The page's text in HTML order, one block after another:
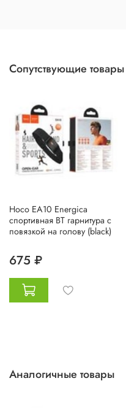
Сопутствующие товары
Hoco EA10 Energica
спортивная BT гарнитура с
повязкой на голову (black)
675 ₽
Аналогичные товары